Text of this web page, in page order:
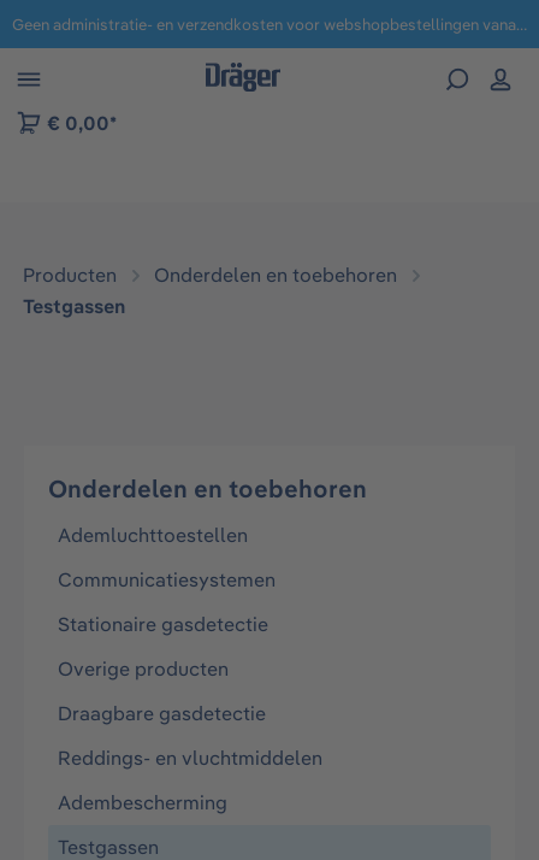
naar navigatie B2B-platform Geen administratie- en verzendkosten voor webshopbestellingen vanaf € 100,-.
€ 0,00*
Producten
Onderdelen en toebehoren
Testgassen
Onderdelen en toebehoren
Ademluchttoestellen
Communicatiesystemen
Stationaire gasdetectie​
Overige producten
Draagbare gasdetectie
Reddings- en vluchtmiddelen​
Adembescherming​
Testgassen